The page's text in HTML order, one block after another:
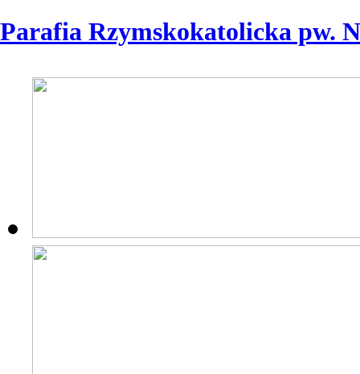
Parafia Rzymskokatolicka pw.